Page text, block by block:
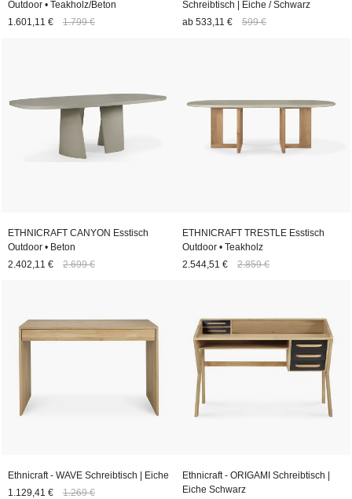
Outdoor • Teakholz/Beton
1.601,11 €
1.799 €
Schreibtisch | Eiche / Schwarz
ab 533,11 € 599 €
ETHNICRAFT CANYON Esstisch
Outdoor • Beton
2.402,11 €
2.699 €
ETHNICRAFT TRESTLE Esstisch
Outdoor • Teakholz
2.544,51 €
2.859 €
Ethnicraft - WAVE Schreibtisch | Eiche
1.129,41 €
1.269 €
Ethnicraft - ORIGAMI Schreibtisch |
Eiche Schwarz